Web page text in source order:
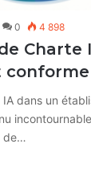
0 4 898
Charte
conforme
dans un
de…